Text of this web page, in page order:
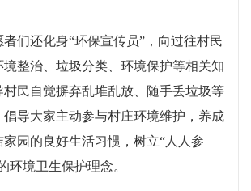
者们还化身“环保宣传员”， 向过往村民
境整治、垃圾分类、环境保护等相关知
村民自觉摒弃乱堆乱放、随手丢垃圾等
导大家主动参与村庄环境维护，养成
家园的良好生活习惯，树立“人人参
环境卫生保护理念。